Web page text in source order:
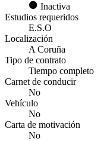
Inactiva
Estudios requeridos
E.S.O
Localización
A Coruña
Tipo de contrato
Tiempo completo
Carnet de conducir
No
Vehículo
No
Carta de motivación
No